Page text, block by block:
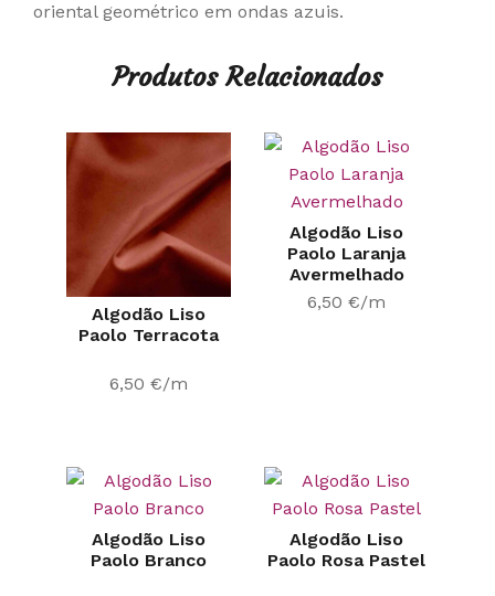
oriental geométrico em ondas azuis.
Produtos Relacionados
Algodão Liso
Paolo Terracota
6,50 €/m
Algodão Liso
Paolo Laranja
Avermelhado
6,50 €/m
Algodão Liso
Paolo Branco
Algodão Liso
Paolo Rosa Pastel